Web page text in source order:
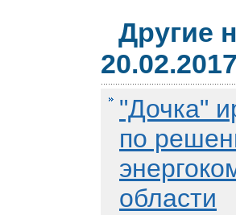
Другие
"Дочка"
по
области